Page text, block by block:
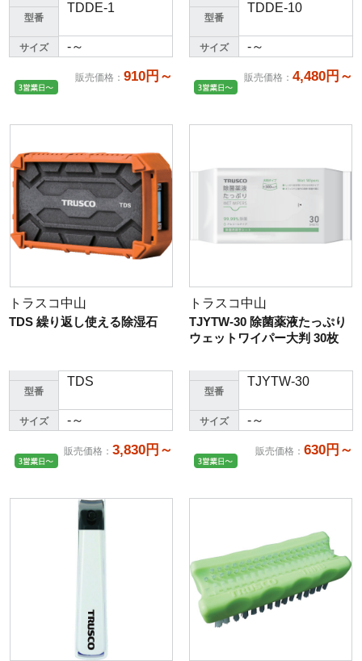
型番
TDDE-1
サイズ -～
販売価格 ： 910円～
型番
TDDE-10
サイズ -～
販売価格 ： 4,480円～
トラスコ中山
TDS 繰り返し使える除湿石
型番
TDS
サイズ -～
販売価格 ： 3,830円～
トラスコ中山
TJYTW-30 除菌薬液たっぷり
ウェットワイパー大判 30枚
型番
TJYTW-30
サイズ -～
販売価格 ： 630円～